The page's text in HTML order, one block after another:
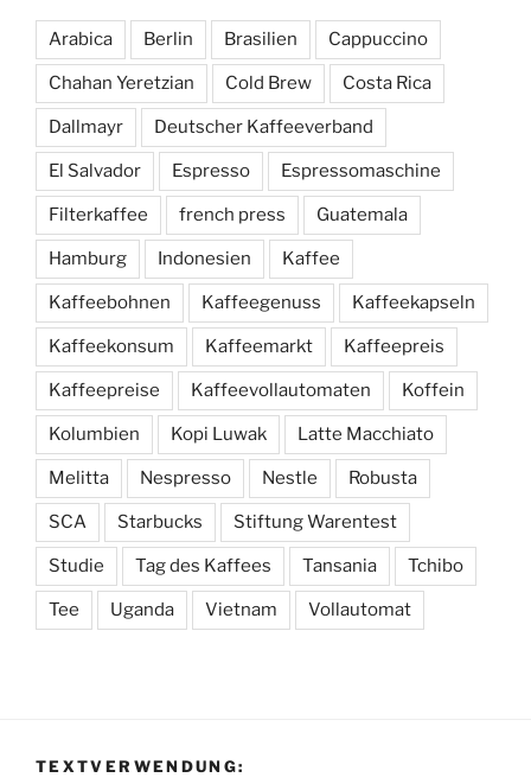
Arabica Berlin Brasilien Cappuccino
Chahan Yeretzian Cold Brew Costa Rica
Dallmayr Deutscher Kaffeeverband
El Salvador Espresso Espressomaschine
Filterkaffee french press Guatemala
Hamburg Indonesien Kaffee
Kaffeebohnen Kaffeegenuss Kaffeekapseln
Kaffeekonsum Kaffeemarkt Kaffeepreis
Kaffeepreise Kaffeevollautomaten Koffein
Kolumbien Kopi Luwak Latte Macchiato
Melitta Nespresso Nestle Robusta
SCA Starbucks Stiftung Warentest
Studie Tag des Kaffees Tansania Tchibo
Tee Uganda Vietnam Vollautomat
TEXTVERWENDUNG: